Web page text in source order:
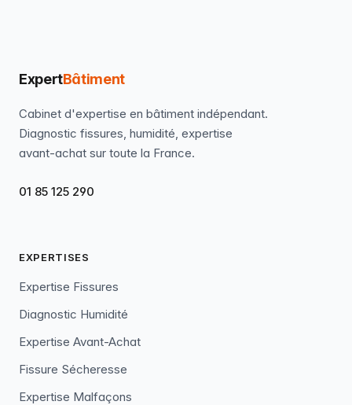
ExpertBâtiment
Cabinet d'expertise en bâtiment indépendant.
Diagnostic fissures, humidité, expertise
avant-achat sur toute la France.
01 85 125 290
EXPERTISES
Expertise Fissures
Diagnostic Humidité
Expertise Avant-Achat
Fissure Sécheresse
Expertise Malfaçons